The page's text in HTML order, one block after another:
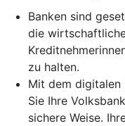
Banken sind
die
zu halten.
Mit dem digitalen
Sie Ihre
sichere Weise.